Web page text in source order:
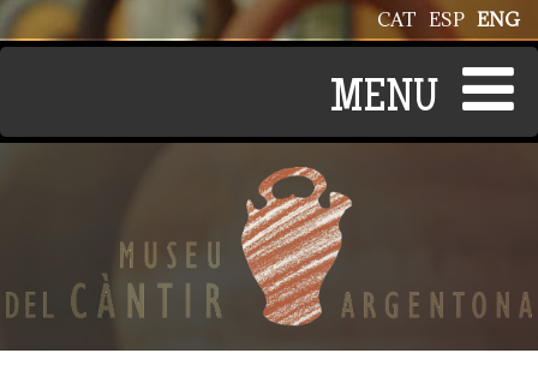
Skip to main content ENG
ESP
CAT